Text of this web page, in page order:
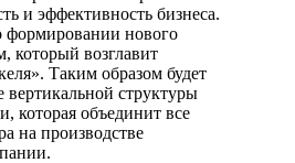
и эффективность бизнеса.
нового
который возглавит
Таким образом будет
вертикальной структуры
которая объединит все
на производстве